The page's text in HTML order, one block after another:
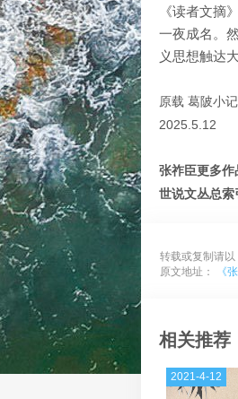
《读者文摘
一夜成名。
义思想触达
原载 葛陂小记
2025.5.12
张祚臣更多作
世说文丛总索
转载或复制请以
原文地址：
《
相关推荐
2021-4-12